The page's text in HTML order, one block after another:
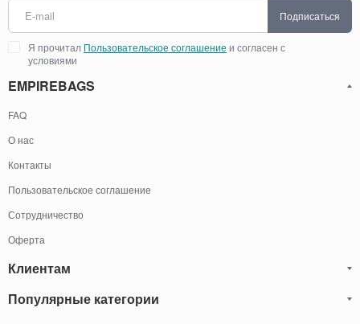
Подписаться
Я прочитал Пользовательское соглашение и согласен с
условиями
EMPIREBAGS
FAQ
О нас
Контакты
Пользовательское соглашение
Сотрудничество
Оферта
Клиентам
Блог
Популярные категории